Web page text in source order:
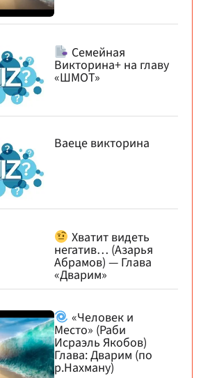
Семейная
Викторина+ на главу
«ШМОТ»
Ваеце викторина
Хватит видеть
негатив… (Азарья
Абрамов) — Глава
«Дварим»
«Человек и
Место» (Раби
Исраэль Якобов)
Глава: Дварим (по
р.Нахману)